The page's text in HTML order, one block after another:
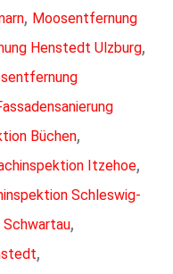
, Moosentfernung
Henstedt Ulzburg,
Büchen,
Itzehoe,
Schleswig-
Schwartau,
,